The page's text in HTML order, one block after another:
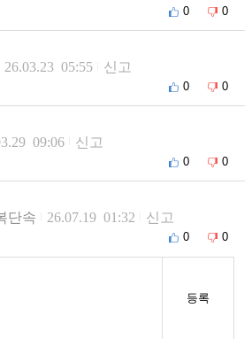
0 0
26.03.23 05:55 신고
0 0
09:06 신고
0 0
단속
26.07.19 01:32 신고
0 0
등록